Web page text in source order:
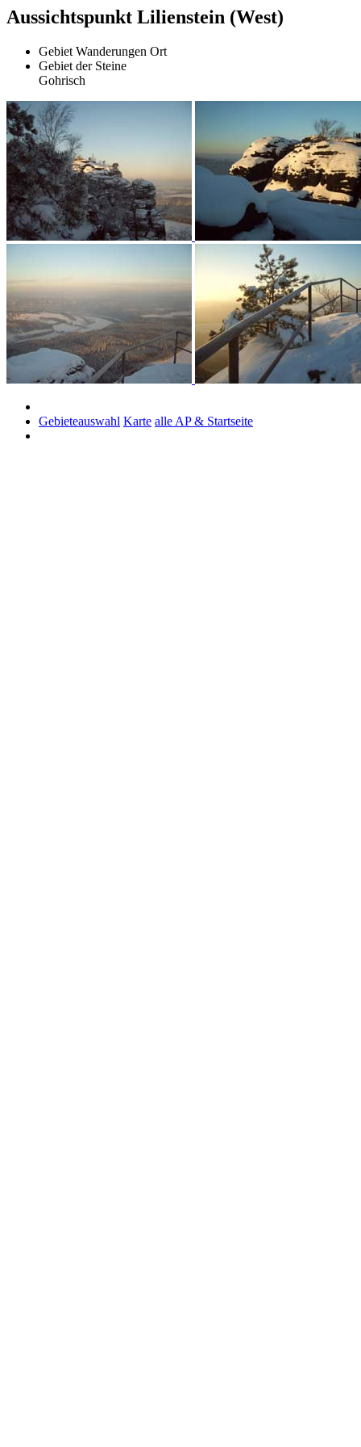
Aussichtspunkt Lilienstein (West)
Gebiet Wanderungen Ort
Gebiet der Steine
Gohrisch
Gebieteauswahl Karte alle AP & Startseite